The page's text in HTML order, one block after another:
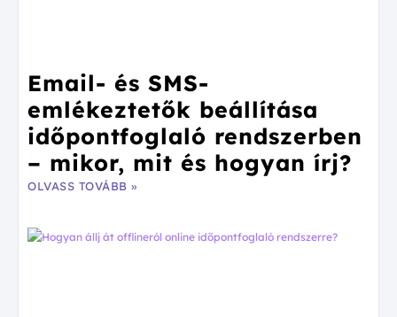
Email- és SMS-
emlékeztetők beállítása
időpontfoglaló rendszerben
– mikor, mit és hogyan írj?
OLVASS TOVÁBB »